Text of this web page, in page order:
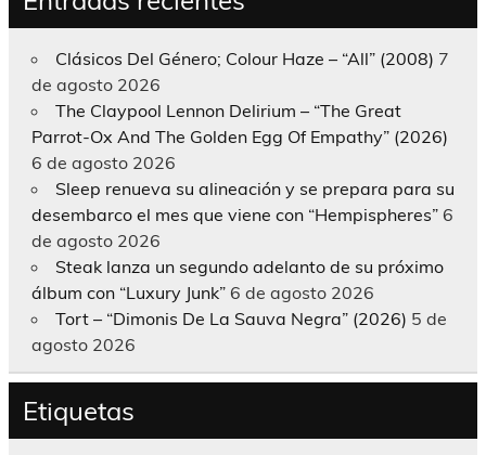
Clásicos Del Género; Colour Haze – “All” (2008) 7
de agosto 2026
The Claypool Lennon Delirium – “The Great
Parrot-Ox And The Golden Egg Of Empathy” (2026)
6 de agosto 2026
Sleep renueva su alineación y se prepara para su
desembarco el mes que viene con “Hempispheres” 6
de agosto 2026
Steak lanza un segundo adelanto de su próximo
álbum con “Luxury Junk” 6 de agosto 2026
Tort – “Dimonis De La Sauva Negra” (2026) 5 de
agosto 2026
Etiquetas